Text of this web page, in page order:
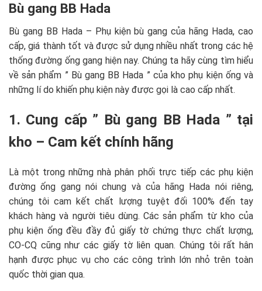
Bù gang BB Hada
Bù gang BB Hada – Phụ kiện bù gang của hãng Hada, cao
cấp, giá thành tốt và được sử dụng nhiều nhất trong các hệ
thống đường ống gang hiện nay. Chúng ta hãy cùng tìm hiểu
về sản phẩm ” Bù gang BB Hada ” của kho phụ kiện ống và
những lí do khiến phụ kiện này được gọi là cao cấp nhất.
1. Cung cấp ” Bù gang BB Hada ” tại
kho – Cam kết chính hãng
Là một trong những nhà phân phối trực tiếp các phụ kiện
đường ống gang nói chung và của hãng Hada nói riêng,
chúng tôi cam kết chất lượng tuyệt đối 100% đến tay
khách hàng và người tiêu dùng. Các sản phẩm từ kho của
phụ kiện ống đều đầy đủ giấy tờ chứng thực chất lượng,
CO-CQ cũng như các giấy tờ liên quan. Chúng tôi rất hân
hạnh được phục vụ cho các công trình lớn nhỏ trên toàn
quốc thời gian qua.